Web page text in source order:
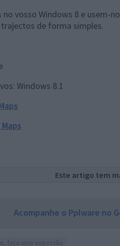
vosso Windows 8 e usem-
de forma simples.
Windows 8.1
Este artigo tem
Acompanhe o Pplware no